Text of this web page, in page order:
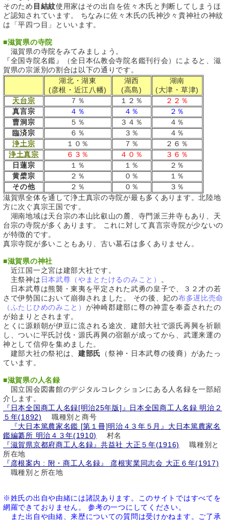
そのため 目結紋使用家はその出自を佐々木氏と判断してしまうほ
ど認知されています。 ちなみに佐々木氏の氏神沙々貴神社の神紋
は「平四つ目」といいます。
■滋賀県の寺院
滋賀県の寺院をみてみましょう。
『全国寺院名鑑』（全日本仏教会寺院名鑑刊行会）によると、滋
賀県の宗派別の割合は以下の通りです。
湖北・湖東
(彦根・近江八幡)
湖西
(高島)
湖南
(大津・草津)
天台宗
７％ １２％
２２％
真言宗
４％ ４％
２％
曹洞宗
５％ ３４％
４％
臨済宗
６％ ３％
４％
浄土宗
１０％ ７％
２６％
浄土真宗
６３％ ４０％
３６％
日蓮宗
１％ １％
２％
黄檗宗
２％ ０％
１％
その他
２％ ０％
３％
滋賀県全体を通して浄土真宗の寺院が最も多くあります。北陸地
方に次ぐ真宗王国です。
湖南地域は天台宗の本山比叡山の麓、寺門派三井寺もあり、天
台宗の寺院が多くあります。 これに対して真言宗寺院が少ないの
が特徴的です。
真宗寺院が多いこともあり、古い墓石は多くありません。
■滋賀県の神社
近江国一之宮は建部大社です。
主祭神は 日本武尊（やまとたけるのみこと）
。
日本武尊は熊襲・東夷を平定された武勇の皇子で、３２才の若
さで伊勢国において崩御されました。 その後、妃の布多遅比売命
（ふたじひめのみこと） が神崎郡建部に尊の神霊を奉斎されたの
が始まりとされます。
とくに源頼朝が伊豆に流される途次、建部大社で源氏再興を祈願
し、ついに平氏討伐・源氏再興の宿願が成ってから、武運来運の
神として信仰を集めました。
建部大社の祭祀は、 建部氏 （祭神・日本武尊の後裔）があたっ
ています。
■滋賀県の人名録
国立国会図書館のデジタルコレクションにある人名録を一部紹
介します。
『日本全国商工人名録[明治25年版]』日本全国商工人名録 明治２
５年(1892)
職種別と商号
『大日本篤農家名鑑 [第１冊]明治４３年５月』大日本篤農家名
鑑編纂所 明治４３年(1910)
村名
『滋賀県京都府商工人名録』共益社 大正５年(1916)
職種別と
所在地
『彦根案内 : 附・商工人名録』 彦根実業同志会 大正６年(1917)
職種別と所在地
※姓氏の出自や由緒には諸説あります。このサイトではすべてを
網羅できておりません。 参考の一つにしてください。
また出自や由緒、来歴についての質問は受けかねます。ご了承